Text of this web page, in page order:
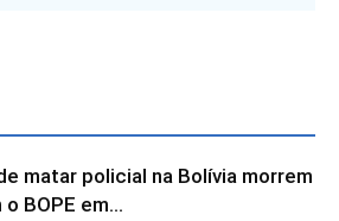
matar policial na Bolívia morrem
BOPE em...